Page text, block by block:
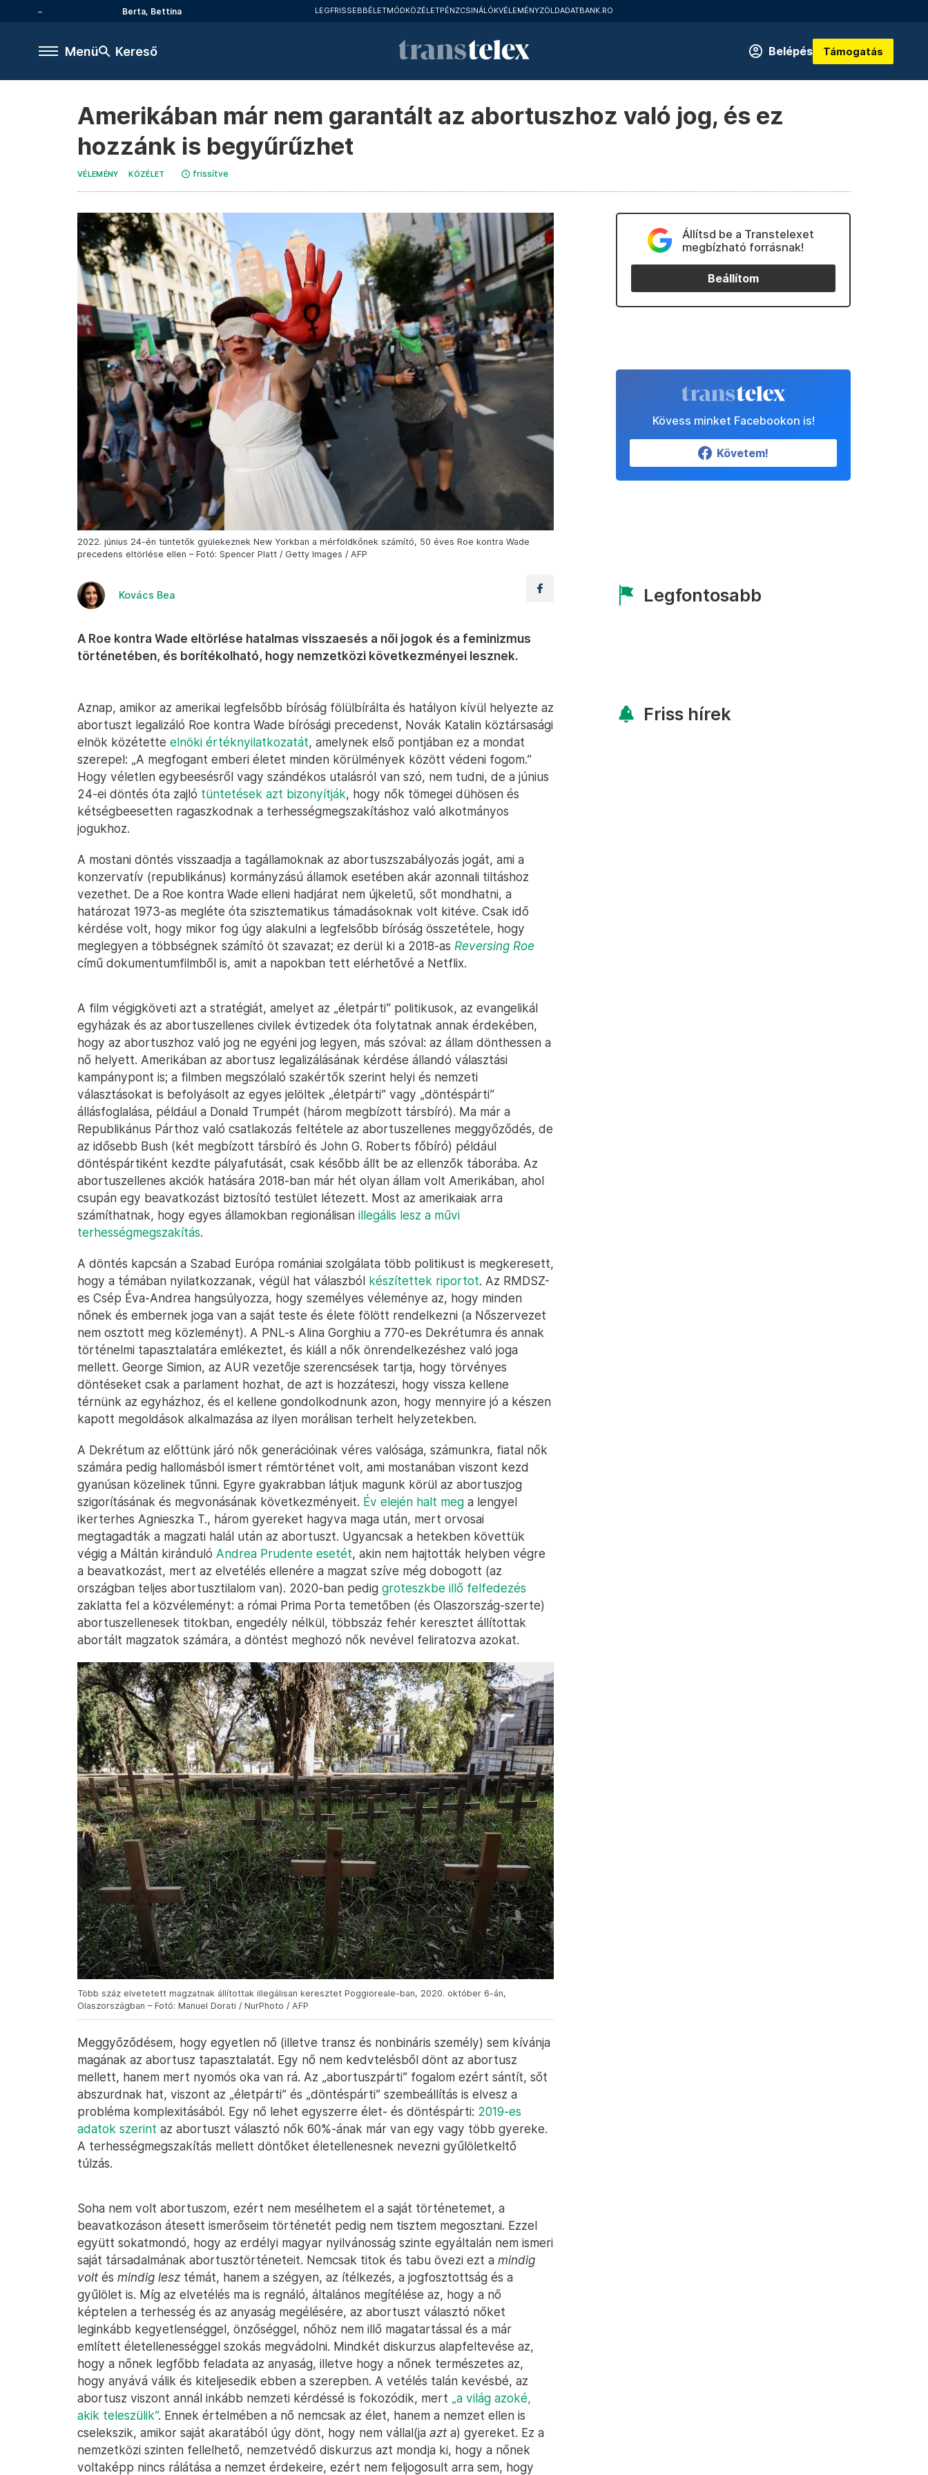
Berta, Bettina LEGFRISSEBBÉLETMÓDKÖZÉLETPÉNZCSINÁLÓKVÉLEMÉNYZÖLDADATBANK.RO
Menü Kereső Belépés Támogatás
Amerikában már nem garantált az abortuszhoz való jog, és ez
hozzánk is begyűrűzhet
VÉLEMÉNY KÖZÉLET frissítve
2022. június 24-én tüntetők gyülekeznek New Yorkban a mérföldkőnek számító, 50 éves Roe kontra Wade
precedens eltörlése ellen – Fotó: Spencer Platt / Getty Images / AFP
Kovács Bea
A Roe kontra Wade eltörlése hatalmas visszaesés a női jogok és a feminizmus
történetében, és borítékolható, hogy nemzetközi következményei lesznek.
Aznap, amikor az amerikai legfelsőbb bíróság fölülbírálta és hatályon kívül helyezte az
abortuszt legalizáló Roe kontra Wade bírósági precedenst, Novák Katalin köztársasági
elnök közétette elnöki értéknyilatkozatát, amelynek első pontjában ez a mondat
szerepel: „A megfogant emberi életet minden körülmények között védeni fogom.”
Hogy véletlen egybeesésről vagy szándékos utalásról van szó, nem tudni, de a június
24-ei döntés óta zajló tüntetések azt bizonyítják, hogy nők tömegei dühösen és
kétségbeesetten ragaszkodnak a terhességmegszakításhoz való alkotmányos
jogukhoz.
A mostani döntés visszaadja a tagállamoknak az abortuszszabályozás jogát, ami a
konzervatív (republikánus) kormányzású államok esetében akár azonnali tiltáshoz
vezethet. De a Roe kontra Wade elleni hadjárat nem újkeletű, sőt mondhatni, a
határozat 1973-as megléte óta szisztematikus támadásoknak volt kitéve. Csak idő
kérdése volt, hogy mikor fog úgy alakulni a legfelsőbb bíróság összetétele, hogy
meglegyen a többségnek számító öt szavazat; ez derül ki a 2018-as Reversing Roe
című dokumentumfilmből is, amit a napokban tett elérhetővé a Netflix.
A film végigköveti azt a stratégiát, amelyet az „életpárti” politikusok, az evangelikál
egyházak és az abortuszellenes civilek évtizedek óta folytatnak annak érdekében,
hogy az abortuszhoz való jog ne egyéni jog legyen, más szóval: az állam dönthessen a
nő helyett. Amerikában az abortusz legalizálásának kérdése állandó választási
kampánypont is; a filmben megszólaló szakértők szerint helyi és nemzeti
választásokat is befolyásolt az egyes jelöltek „életpárti” vagy „döntéspárti”
állásfoglalása, például a Donald Trumpét (három megbízott társbíró). Ma már a
Republikánus Párthoz való csatlakozás feltétele az abortuszellenes meggyőződés, de
az idősebb Bush (két megbízott társbíró és John G. Roberts főbíró) például
döntéspártiként kezdte pályafutását, csak később állt be az ellenzők táborába. Az
abortuszellenes akciók hatására 2018-ban már hét olyan állam volt Amerikában, ahol
csupán egy beavatkozást biztosító testület létezett. Most az amerikaiak arra
számíthatnak, hogy egyes államokban regionálisan illegális lesz a művi
terhességmegszakítás.
A döntés kapcsán a Szabad Európa romániai szolgálata több politikust is megkeresett,
hogy a témában nyilatkozzanak, végül hat válaszból készítettek riportot. Az RMDSZ-
es Csép Éva-Andrea hangsúlyozza, hogy személyes véleménye az, hogy minden
nőnek és embernek joga van a saját teste és élete fölött rendelkezni (a Nőszervezet
nem osztott meg közleményt). A PNL-s Alina Gorghiu a 770-es Dekrétumra és annak
történelmi tapasztalatára emlékeztet, és kiáll a nők önrendelkezéshez való joga
mellett. George Simion, az AUR vezetője szerencsések tartja, hogy törvényes
döntéseket csak a parlament hozhat, de azt is hozzáteszi, hogy vissza kellene
térnünk az egyházhoz, és el kellene gondolkodnunk azon, hogy mennyire jó a készen
kapott megoldások alkalmazása az ilyen morálisan terhelt helyzetekben.
A Dekrétum az előttünk járó nők generációinak véres valósága, számunkra, fiatal nők
számára pedig hallomásból ismert rémtörténet volt, ami mostanában viszont kezd
gyanúsan közelinek tűnni. Egyre gyakrabban látjuk magunk körül az abortuszjog
szigorításának és megvonásának következményeit. Év elején halt meg a lengyel
ikerterhes Agnieszka T., három gyereket hagyva maga után, mert orvosai
megtagadták a magzati halál után az abortuszt. Ugyancsak a hetekben követtük
végig a Máltán kiránduló Andrea Prudente esetét, akin nem hajtották helyben végre
a beavatkozást, mert az elvetélés ellenére a magzat szíve még dobogott (az
országban teljes abortusztilalom van). 2020-ban pedig groteszkbe illő felfedezés
zaklatta fel a közvéleményt: a római Prima Porta temetőben (és Olaszország-szerte)
abortuszellenesek titokban, engedély nélkül, többszáz fehér keresztet állítottak
abortált magzatok számára, a döntést meghozó nők nevével feliratozva azokat.
Több száz elvetetett magzatnak állítottak illegálisan keresztet Poggioreale-ban, 2020. október 6-án,
Olaszországban – Fotó: Manuel Dorati / NurPhoto / AFP
Meggyőződésem, hogy egyetlen nő (illetve transz és nonbináris személy) sem kívánja
magának az abortusz tapasztalatát. Egy nő nem kedvtelésből dönt az abortusz
mellett, hanem mert nyomós oka van rá. Az „abortuszpárti” fogalom ezért sántít, sőt
abszurdnak hat, viszont az „életpárti” és „döntéspárti” szembeállítás is elvesz a
probléma komplexitásából. Egy nő lehet egyszerre élet- és döntéspárti: 2019-es
adatok szerint az abortuszt választó nők 60%-ának már van egy vagy több gyereke.
A terhességmegszakítás mellett döntőket életellenesnek nevezni gyűlöletkeltő
túlzás.
Soha nem volt abortuszom, ezért nem mesélhetem el a saját történetemet, a
beavatkozáson átesett ismerőseim történetét pedig nem tisztem megosztani. Ezzel
együtt sokatmondó, hogy az erdélyi magyar nyilvánosság szinte egyáltalán nem ismeri
saját társadalmának abortusztörténeteit. Nemcsak titok és tabu övezi ezt a mindig
volt és mindig lesz témát, hanem a szégyen, az ítélkezés, a jogfosztottság és a
gyűlölet is. Míg az elvetélés ma is regnáló, általános megítélése az, hogy a nő
képtelen a terhesség és az anyaság megélésére, az abortuszt választó nőket
leginkább kegyetlenséggel, önzőséggel, nőhöz nem illő magatartással és a már
említett életellenességgel szokás megvádolni. Mindkét diskurzus alapfeltevése az,
hogy a nőnek legfőbb feladata az anyaság, illetve hogy a nőnek természetes az,
hogy anyává válik és kiteljesedik ebben a szerepben. A vetélés talán kevésbé, az
abortusz viszont annál inkább nemzeti kérdéssé is fokozódik, mert „a világ azoké,
akik teleszülik”. Ennek értelmében a nő nemcsak az élet, hanem a nemzet ellen is
cselekszik, amikor saját akaratából úgy dönt, hogy nem vállal(ja azt a) gyereket. Ez a
nemzetközi szinten fellelhető, nemzetvédő diskurzus azt mondja ki, hogy a nőnek
voltaképp nincs rálátása a nemzet érdekeire, ezért nem feljogosult arra sem, hogy
Állítsd be a Transtelexet
megbízható forrásnak!
Beállítom
Kövess minket Facebookon is!
Követem!
Legfontosabb
Friss hírek